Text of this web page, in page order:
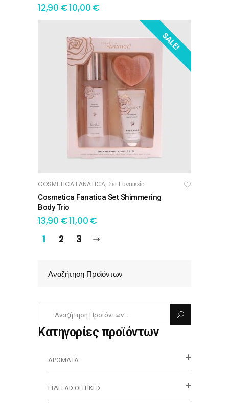
12,90€10,00 €
SALE!
ΠΡΟΣΘΉΚΗ ΣΤΟ ΚΑΛΆΘΙ
COSMETICA FANATICA, Σετ Γυναικείο
Cosmetica Fanatica Set Shimmering
Body Trio
13,90€11,00 €
1
2 3
Αναζήτηση Προϊόντων
Κατηγορίες προϊόντων
ΑΡΏΜΑΤΑ
ΕΊΔΗ ΑΙΣΘΗΤΙΚΉΣ